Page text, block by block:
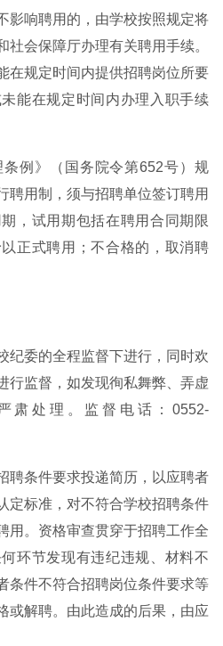
影响聘用的，由学校按照规定将
会保障厅办理有关聘用手续。
在规定时间内提供招聘岗位所要
能在规定时间内办理入职手续
例》（国务院令第652号）规
聘用制，须与招聘单位签订聘用
，试用期包括在聘用合同期限
正式聘用；不合格的，取消聘
纪委的全程监督下进行，同时欢
行监督，如发现徇私舞弊、弄虚
肃处理。监督电话：0552-
聘条件要求投递简历，以应聘者
定标准，对不符合学校招聘条件
用。资格审查贯穿于招聘工作全
环节发现有违纪违规、材料不
条件不符合招聘岗位条件要求等
或解聘。由此造成的后果，由应